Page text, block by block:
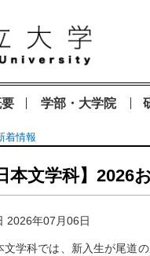
学部・大学院
着情報
本文学科】2026
2026年07月06日
学科では、新入生が尾道の